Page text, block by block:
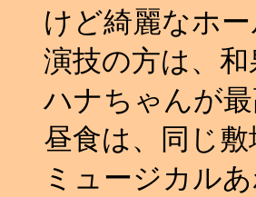
けど綺麗なホ
演技の方は、
ハナちゃんが最
昼食は、同じ
ミュージカル